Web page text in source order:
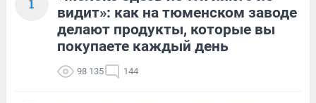
1
видит»: как на тюменском заводе
делают продукты, которые вы
покупаете каждый день
98 135 144